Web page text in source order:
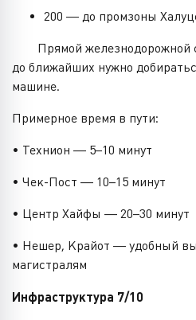
200 — до промзоны
Прямой железнодорожной
до ближайших нужно
машине.
Примерное время в пути:
• Технион — 5–10 минут
• Чек-Пост — 10–15 минут
• Центр Хайфы — 20–30 минут
• Нешер, Крайот — удобный
магистралям
Инфраструктура 7/10